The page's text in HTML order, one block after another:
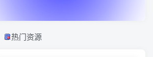
热门资源